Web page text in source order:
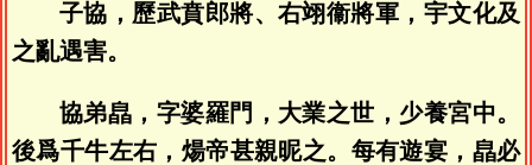
子協，歷武賁郎將、右翊衞將軍，宇文化及
之亂遇害。
協弟皛，字婆羅門，大業之世，少養宮中。
後爲千牛左右，煬帝甚親昵之。每有遊宴，皛必